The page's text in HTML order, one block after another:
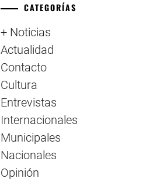
CATEGORÍAS
+ Noticias
Actualidad
Contacto
Cultura
Entrevistas
Internacionales
Municipales
Nacionales
Opinión